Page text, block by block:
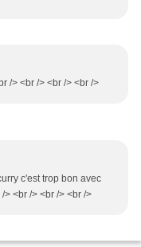
/> <br /> <br /> <br />
c'est trop bon avec
<br /> <br /> <br />